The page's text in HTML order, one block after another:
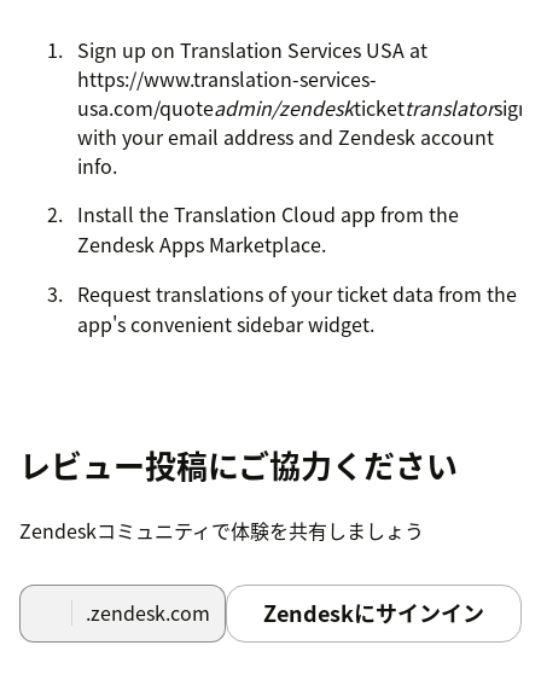
Sign up on Translation Services USA at
https://www.translation-services-
usa.com/quoteadmin/zendesktickettranslator
with your email address and Zendesk account
info.
Install the Translation Cloud app from the
Zendesk Apps Marketplace.
Request translations of your ticket data from the
app's convenient sidebar widget.
レビュー投稿にご協力ください
Zendeskコミュニティで体験を共有しましょう
.zendesk.com Zendeskにサインイン